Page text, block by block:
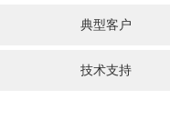
典型客户
技术支持